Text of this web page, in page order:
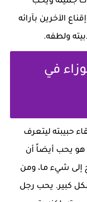
الآخرين بآرائه
ولطفه.
في
حبيبته ليتعرف
يحب أيضاً أن
إلى شيء ما، ومن
كبير. يحب رجل